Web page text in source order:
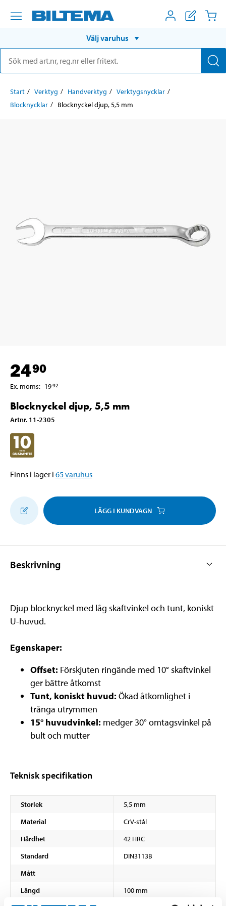
Välj varuhus
Start Verktyg Handverktyg
Verktygsnycklar
Blocknycklar
Blocknyckel djup, 5,5 mm
2490
Ex. moms: 1992
Blocknyckel djup, 5,5 mm
Artnr. 11-2305
Finns i lager i 65varuhus
LÄGG I KUNDVAGN
Beskrivning
Djup blocknyckel med låg skaftvinkel och tunt, koniskt
U-huvud.
Egenskaper:
Offset: Förskjuten ringände med 10° skaftvinkel
ger bättre åtkomst
Tunt, koniskt huvud: Ökad åtkomlighet i
trånga utrymmen
15° huvudvinkel: medger 30° omtagsvinkel på
bult och mutter
Teknisk specifikation
Storlek
5,5 mm
Material
CrV-stål
Hårdhet
42 HRC
Standard
DIN3113B
Mått
Längd
100 mm